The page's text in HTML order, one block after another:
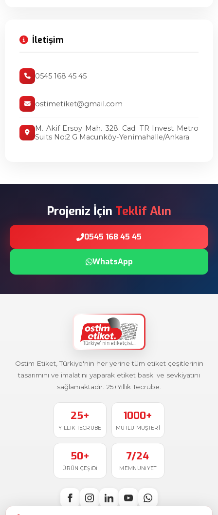
İletişim
0545 168 45 45
ostimetiket@gmail.com
M. Akif Ersoy Mah. 328. Cad. TR Invest Metro
Suits No:2 G Macunköy-Yenimahalle/Ankara
Projeniz İçin Teklif Alın
0545 168 45 45
WhatsApp
Ostim Etiket, Türkiye'nin her yerine tüm etiket çeşitlerinin
tasarımını ve imalatını yaparak etiket baskı ve sevkiyatını
sağlamaktadır. 25+Yıllık Tecrübe.
25+
YILLIK TECRÜBE
1000+
MUTLU MÜŞTERI
50+
ÜRÜN ÇEŞIDI
7/24
MEMNUNIYET